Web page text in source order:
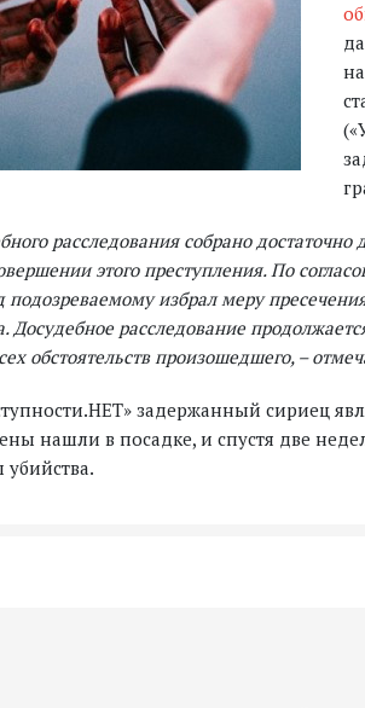
расследования собрано
этого преступления. По
подозреваемому избрал меру
Досудебное расследование
обстоятельств произошедшего, –
задержанный сириец
нашли в посадке, и спустя две